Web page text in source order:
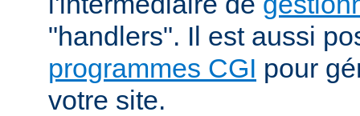
"handlers". Il est aussi
programmes CGI pour
votre site.